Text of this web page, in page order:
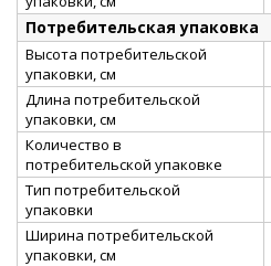
Потребительская упаковка
Высота потребительской
упаковки, см
Длина потребительской
упаковки, см
Количество в
потребительской упаковке
Тип потребительской
упаковки
Ширина потребительской
упаковки, см